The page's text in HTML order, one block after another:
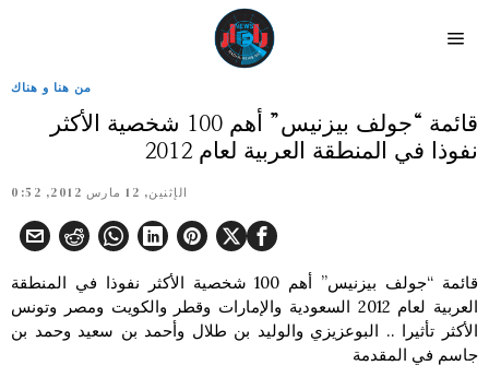
من هنا و هناك
قائمة “جولف بيزنيس” أهم 100 شخصية الأكثر
نفوذا في المنطقة العربية لعام 2012
الإثنين, 12 مارس 2012, 0:52
قائمة “جولف بيزنيس” أهم 100 شخصية الأكثر نفوذا في المنطقة
العربية لعام 2012 السعودية والإمارات وقطر والكويت ومصر وتونس
الأكثر تأثيرا .. البوعزيزي والوليد بن طلال وأحمد بن سعيد وحمد بن
جاسم في المقدمة